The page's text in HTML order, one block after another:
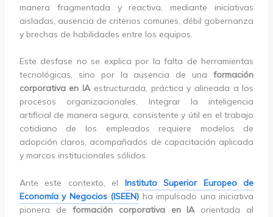
manera fragmentada y reactiva, mediante iniciativas
aisladas, ausencia de criterios comunes, débil gobernanza
y brechas de habilidades entre los equipos.
Este desfase no se explica por la falta de herramientas
tecnológicas, sino por la ausencia de unaformación
corporativa en IAestructurada, práctica y alineada a los
procesos organizacionales. Integrar la inteligencia
artificial de manera segura, consistente y útil en el trabajo
cotidiano de los empleados requiere modelos de
adopción claros, acompañados de capacitación aplicada
y marcos institucionales sólidos.
Ante este contexto, el Instituto Superior Europeo de
Economía y Negocios (ISEEN) ha impulsado una iniciativa
pionera de formación corporativa en IAorientada al